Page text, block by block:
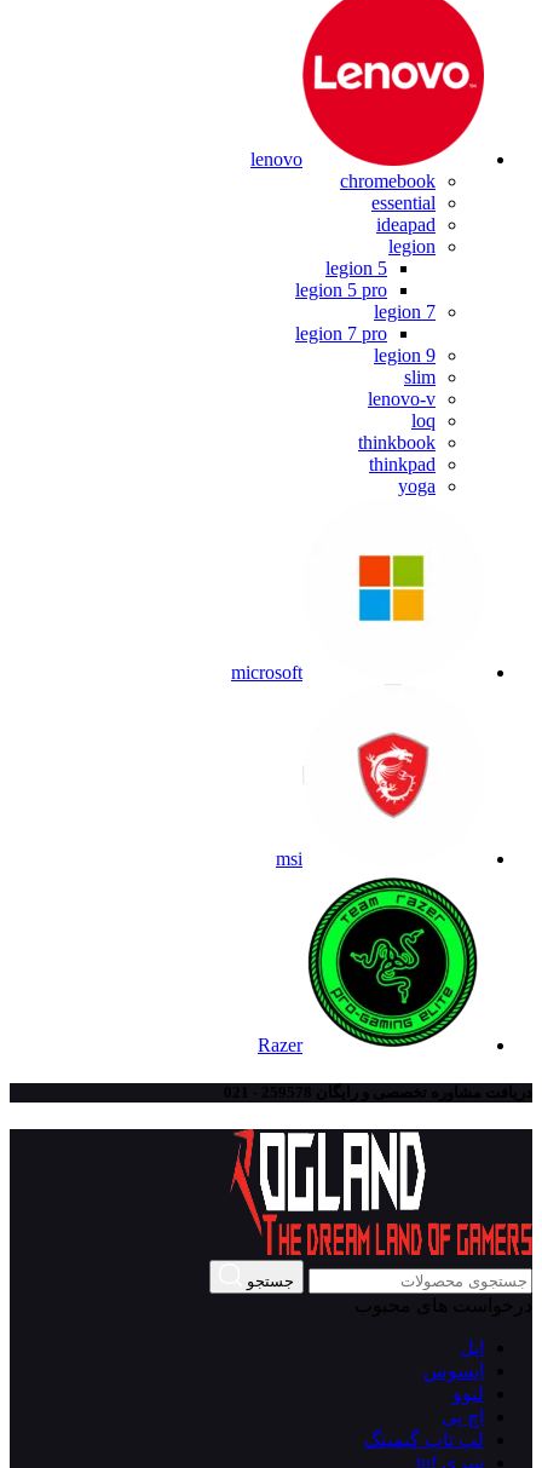
lenovo
chromebook
essential
ideapad
legion
legion 5
legion 5 pro
legion 7
legion 7 pro
legion 9
slim
lenovo-v
loq
thinkbook
thinkpad
yoga
microsoft
msi
Razer
دریافت مشاوره تخصصی و رایگان 259578 - 021
جستجو
درخواست های محبوب
اپل
ایسوس
لنوو
اچ پی
لپ تاپ گیمینگ
سری tuf